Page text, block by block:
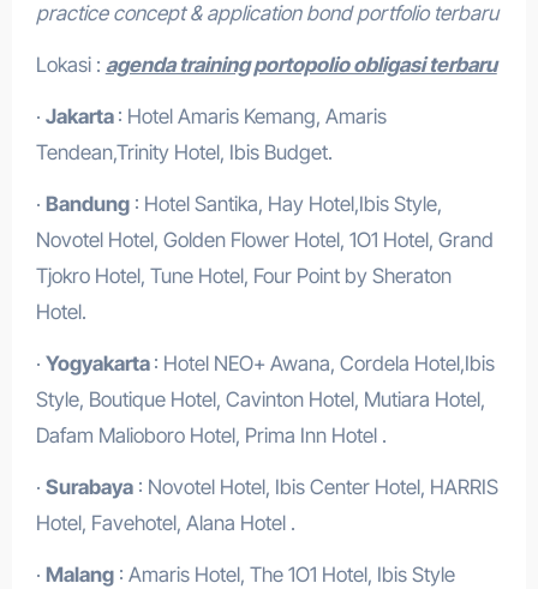
practice concept & application bond portfolio terbaru
Lokasi : agenda training portopolio obligasi terbaru
· Jakarta : Hotel Amaris Kemang, Amaris
Tendean,Trinity Hotel, Ibis Budget.
· Bandung: Hotel Santika, Hay Hotel,Ibis Style,
Novotel Hotel, Golden Flower Hotel, 1O1 Hotel, Grand
Tjokro Hotel, Tune Hotel, Four Point by Sheraton
Hotel.
· Yogyakarta : Hotel NEO+ Awana, Cordela Hotel,Ibis
Style, Boutique Hotel, Cavinton Hotel, Mutiara Hotel,
Dafam Malioboro Hotel, Prima Inn Hotel .
· Surabaya: Novotel Hotel, Ibis Center Hotel, HARRIS
Hotel, Favehotel, Alana Hotel .
· Malang: Amaris Hotel, The 1O1 Hotel, Ibis Style